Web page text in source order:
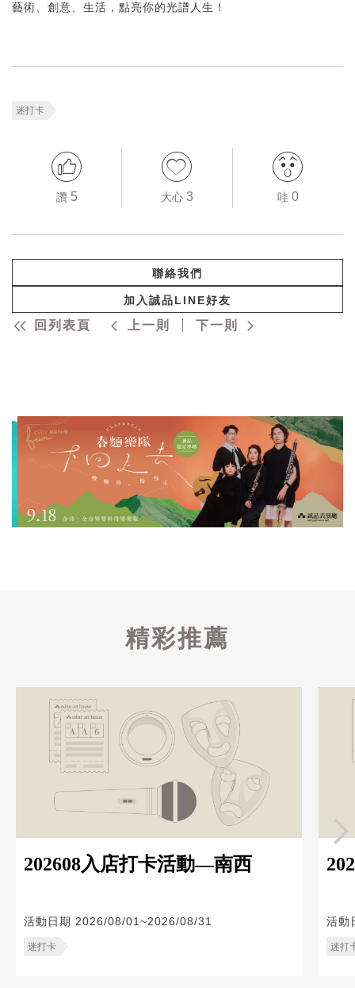
藝術、創意、生活，點亮你的光譜人生！
迷打卡
讚 5 大心 3 哇 0
聯絡我們
加入誠品LINE好友
回列表頁 上一則 下一則
精彩推薦
202608入店打卡活動—南西
活動日期 2026/08/01~2026/08/31
迷打卡
活動
迷打